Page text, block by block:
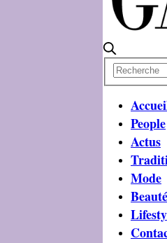
People
Actus
Mode
Beauté